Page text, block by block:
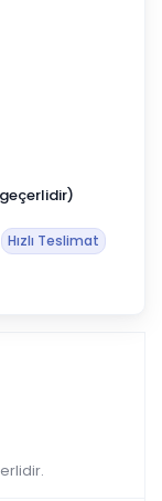
Hızlı Teslimat